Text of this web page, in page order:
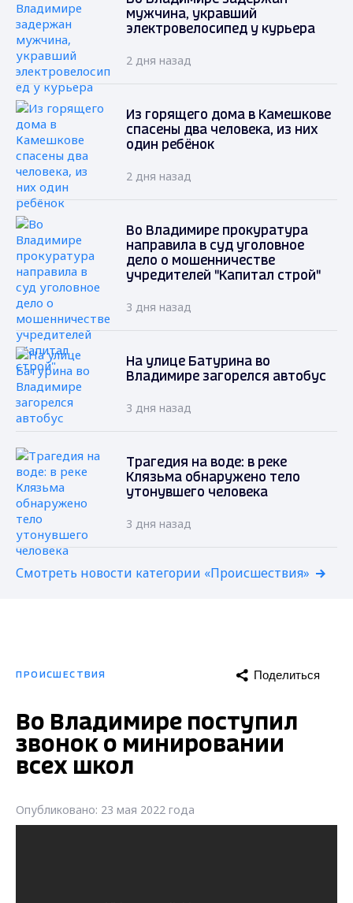
мужчина, укравший
электровелосипед у курьера
2 дня назад
Из горящего дома в Камешкове
спасены два человека, из них
один ребёнок
2 дня назад
Во Владимире прокуратура
направила в суд уголовное
дело о мошенничестве
учредителей "Капитал строй"
3 дня назад
На улице Батурина во
Владимире загорелся автобус
3 дня назад
Трагедия на воде: в реке
Клязьма обнаружено тело
утонувшего человека
3 дня назад
Смотреть новости категории «Происшествия»
ПРОИСШЕСТВИЯ Поделиться
Во Владимире поступил
звонок о минировании
всех школ
Опубликовано: 23 мая 2022 года